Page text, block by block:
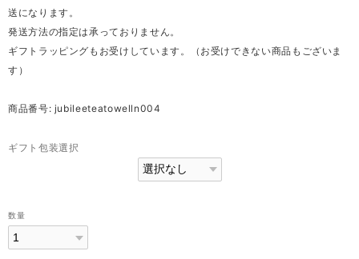
送になります。
発送方法の指定は承っておりません。
ギフトラッピングもお受けしています。（お受けできない商品もございま
す）
商品番号: jubileeteatowelln004
ギフト包装選択
数量